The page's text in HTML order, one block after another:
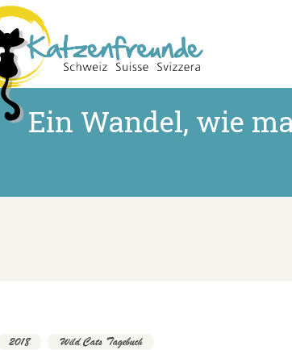
Ein Wandel, wie
2018 Wild Cats Tagebuch